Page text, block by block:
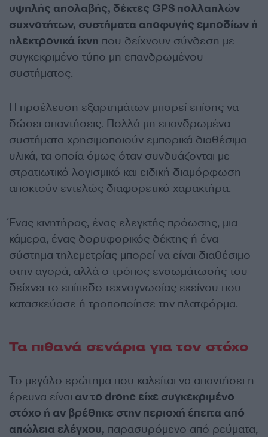
υψηλής απολαβής, δέκτες GPS πολλαπλών
συχνοτήτων, συστήματα αποφυγής εμποδίων ή
ηλεκτρονικά ίχνη που δείχνουν σύνδεση με
συγκεκριμένο τύπο μη επανδρωμένου
συστήματος.
Η προέλευση εξαρτημάτων μπορεί επίσης να
δώσει απαντήσεις. Πολλά μη επανδρωμένα
συστήματα χρησιμοποιούν εμπορικά διαθέσιμα
υλικά, τα οποία όμως όταν συνδυάζονται με
στρατιωτικό λογισμικό και ειδική διαμόρφωση
αποκτούν εντελώς διαφορετικό χαρακτήρα.
Ένας κινητήρας, ένας ελεγκτής πρόωσης, μια
κάμερα, ένας δορυφορικός δέκτης ή ένα
σύστημα τηλεμετρίας μπορεί να είναι διαθέσιμο
στην αγορά, αλλά ο τρόπος ενσωμάτωσής του
δείχνει το επίπεδο τεχνογνωσίας εκείνου που
κατασκεύασε ή τροποποίησε την πλατφόρμα.
Τα πιθανά σενάρια για τον στόχο
Το μεγάλο ερώτημα που καλείται να απαντήσει η
έρευνα είναι αν το drone είχε συγκεκριμένο
στόχο ή αν βρέθηκε στην περιοχή έπειτα από
απώλεια ελέγχου, παρασυρόμενο από ρεύματα,